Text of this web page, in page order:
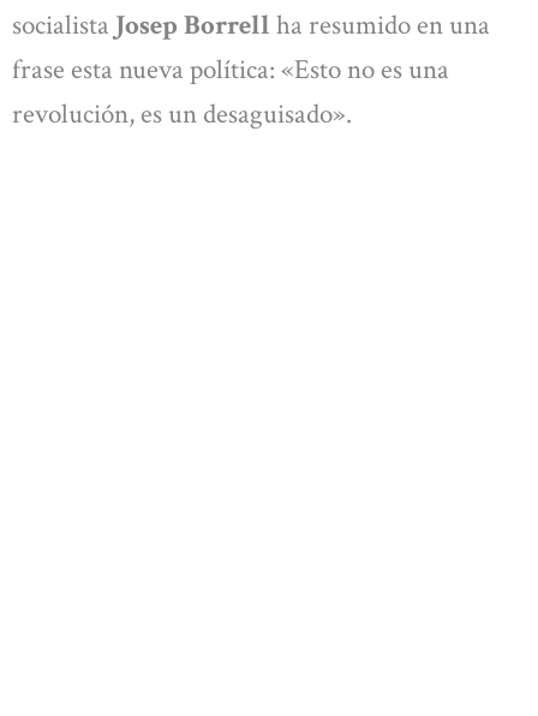
socialista Josep Borrell ha resumido en una
frase esta nueva política: «Esto no es una
revolución, es un desaguisado».